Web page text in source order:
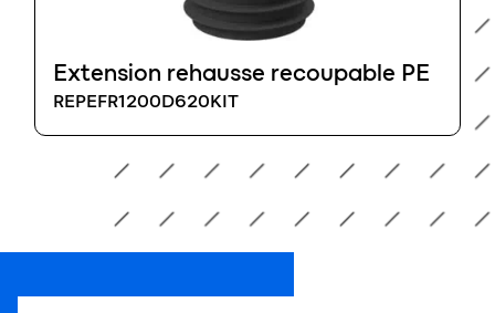
Extension rehausse recoupable PE
REPEFR1200D620KIT